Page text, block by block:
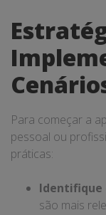
Para começar a
pessoal ou
práticas:
Identifique
são mais